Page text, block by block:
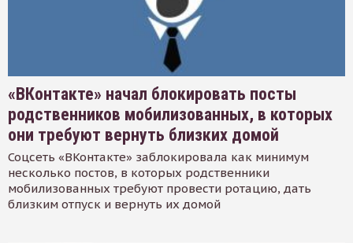
«ВКонтакте» начал блокировать посты
родственников мобилизованных, в которых
они требуют вернуть близких домой
Соцсеть «ВКонтакте» заблокировала как минимум
несколько постов, в которых родственники
мобилизованных требуют провести ротацию, дать
близким отпуск и вернуть их домой